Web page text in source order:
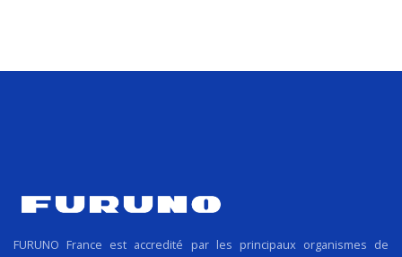
FURUNO France est accredité par les principaux organismes de